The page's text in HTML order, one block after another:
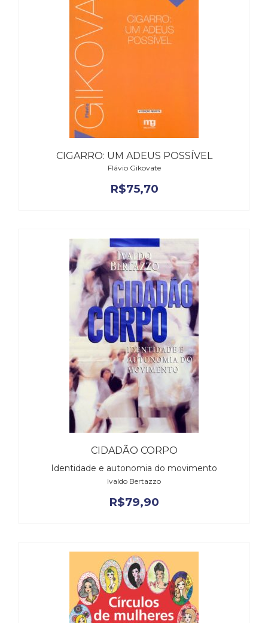
CIGARRO: UM ADEUS POSSÍVEL
Flávio Gikovate
R$75,70
CIDADÃO CORPO
Identidade e autonomia do movimento
Ivaldo Bertazzo
R$79,90